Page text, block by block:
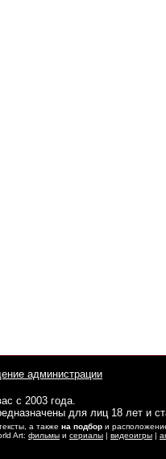
администрации
с 2003 года.
для лиц 18 лет и
а также на подбор и
Art: фильмы и сериалы | видеоигры |